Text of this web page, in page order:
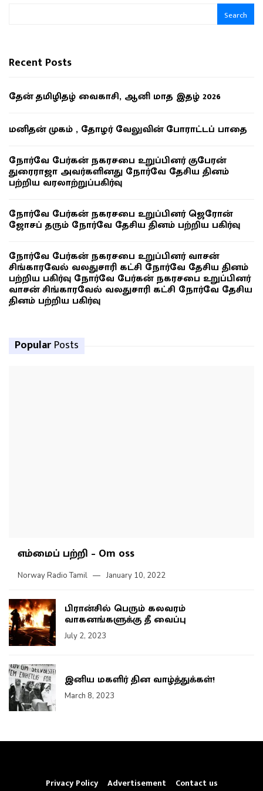
Search
Recent Posts
தேன் தமிழிதழ் வைகாசி, ஆனி மாத இதழ் 2026
மனிதன் முகம் , தோழர் வேலுவின் போராட்டப் பாதை
நோர்வே பேர்கன் நகரசபை உறுப்பினர் குபேரன்
துரைராஜா அவர்களினது நோர்வே தேசிய தினம்
பற்றிய வரலாற்றுப்பகிர்வு
நோர்வே பேர்கன் நகரசபை உறுப்பினர் ஜெரோன்
ஜோசப் தரும் நோர்வே தேசிய தினம் பற்றிய பகிர்வு
நோர்வே பேர்கன் நகரசபை உறுப்பினர் வாசன்
சிங்காரவேல் வலதுசாரி கட்சி நோர்வே தேசிய தினம்
பற்றிய பகிர்வு நோர்வே பேர்கன் நகரசபை உறுப்பினர்
வாசன் சிங்காரவேல் வலதுசாரி கட்சி நோர்வே தேசிய
தினம் பற்றிய பகிர்வு
Popular Posts
எம்மைப் பற்றி – Om oss
Norway Radio Tamil January 10, 2022
பிரான்சில் பெரும் கலவரம்
வாகனங்களுக்கு தீ வைப்பு
July 2, 2023
இனிய மகளிர் தின வாழ்த்துக்கள்!
March 8, 2023
Privacy Policy Advertisement Contact us